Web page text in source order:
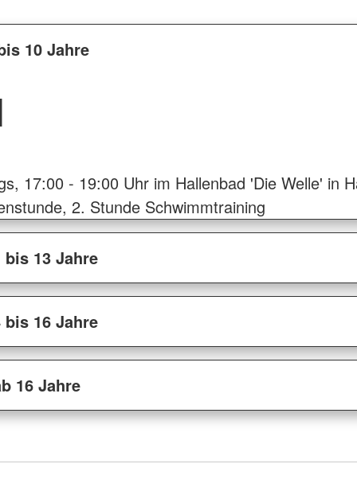
10 Jahre
17:00 - 19:00 Uhr im Hallenbad 'Die Welle' in
2. Stunde Schwimmtraining
13 Jahre
16 Jahre
16 Jahre